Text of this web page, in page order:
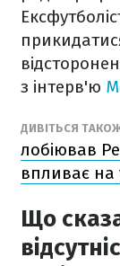
з інтерв'ю
ДИВІТЬСЯ
лобіював
впливає на
Що